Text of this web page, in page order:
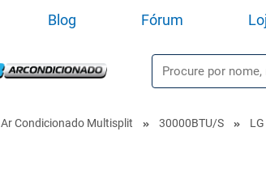
Blog Fórum
Ar Condicionado Multisplit 30000BTU/s LG